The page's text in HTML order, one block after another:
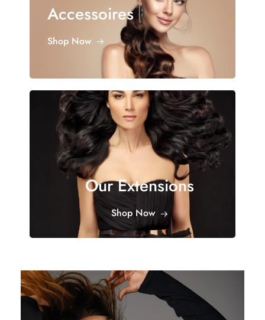
Accessoires
Shop Now
Our Extensions
Shop Now